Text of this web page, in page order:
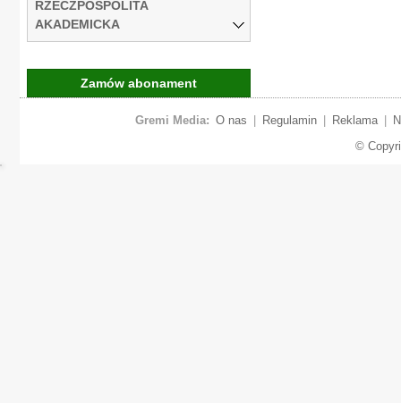
RZECZPOSPOLITA
AKADEMICKA
Zamów abonament
Gremi Media: O nas Regulamin Reklama
©